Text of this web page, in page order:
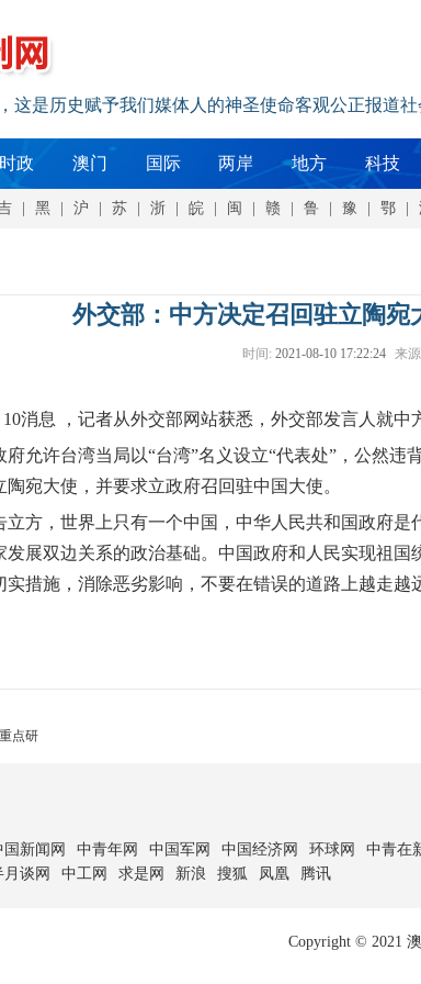
这是历史赋予我们媒体人的神圣使命客观公正报道
时政 澳门 国际 两岸 地方 科技
黑 沪 苏 浙 皖 闽 赣 鲁 豫 鄂
外交部：中方决定召回驻立陶
时间: 2021-08-10 17:22:24 来
息 ，记者从外交部网站获悉，外交部发言人就中
许台湾当局以“台湾”名义设立“代表处”，公然违
宛大使，并要求立政府召回驻中国大使。
，世界上只有一个中国，中华人民共和国政府是
展双边关系的政治基础。中国政府和人民实现祖
措施，消除恶劣影响，不要在错误的道路上越走
点研
国新闻网 中青年网 中国军网 中国经济网 环球网 中青在
月谈网 中工网 求是网 新浪 搜狐 凤凰 腾讯
Copyright © 2021